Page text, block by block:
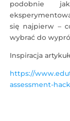
podobnie
się najpierw –
wybrać do
Inspiracja
https://
assessment-